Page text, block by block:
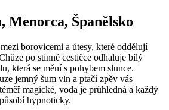
Menorca, Španělsko
borovicemi a útesy, které oddělují
po stinné cestičce odhaluje bílý
která se mění s pohybem slunce.
jemný šum vln a ptačí zpěv vás
magické, voda je průhledná a každý
hypnoticky.